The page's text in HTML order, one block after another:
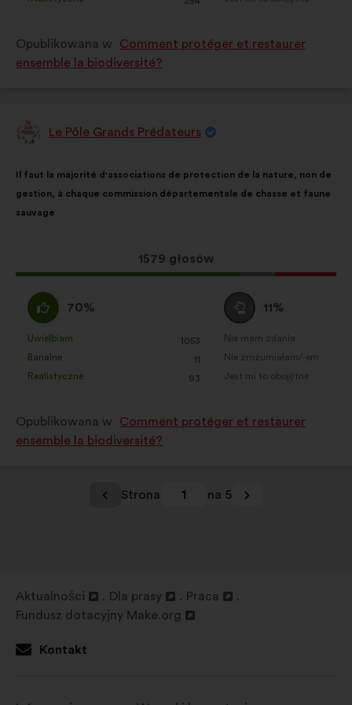
w
kategorii:
w
Opublikowana w
Comment protéger et restaurer
ensemble la biodiversité?
Propozycja:Le Pôle Grands Prédateurs
propozycji:
Il faut la majorité d'associations de protection de la nature, non de
gestion, à chaque commission départementale de chasse et faune
sauvage
Ta
propozycja
1579 głosów
czym
głosy
rozłożyły
Zgadzam
się
:
70%
w
kategorii:
Uwielbiam
: 1053
razy
Banalne
: 11
razy
Realistyczne
: 93
razy
Wstrzymuję
się
:
11%
w
Nie mam zdania
:razy
Nie zrozumiałam/-em
:razy
Jest mi to obojętne
:razy
Opublikowana w
Comment protéger et restaurer
ensemble la biodiversité?
Strona 1 na 5
Aktualności
nowej
Dla prasy
Otwieranie
w
Praca
Otwieranie
w
Fundusz dotacyjny Make.org
w
Kontakt